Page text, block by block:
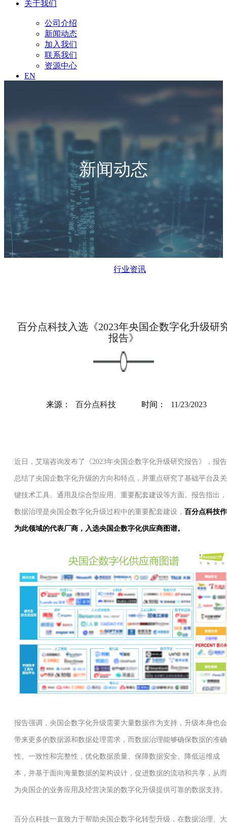
关于我们
公司介绍
新闻动态
加入我们
联系我们
资源中心
EN
新闻动态
行业资讯
百分点科技入选《2023年央国企数字化升级研
报告》
来源： 百分点科技 时间： 11/23/2023
近日，艾瑞咨询发布了《2023年央国企数字化升级研究报告》，报告
总结了央国企数字化升级的方向和特点，并重点研究了基础平台及关
键技术工具、通用及综合型应用、重要配套建设等方面。报告指出，
数据治理是央国企数字化升级过程中的重要配套建设， 百分点科技作
为此领域的代表厂商，入选央国企数字化供应商图谱。
报告强调，央国企数字化升级需要大量数据作为支持，升级本身也会
带来更多的数据源和数据处理需求，而数据治理能够确保数据的准确
性、一致性和完整性，优化数据质量、保障数据安全、降低运维成
本，并基于面向海量数据的架构设计，促进数据的流动和共享，从而
为央国企的业务应用及经营决策的数字化升级提供可靠的数据支持。
百分点科技一直致力于帮助央国企数字化转型升级，在数据治理、大